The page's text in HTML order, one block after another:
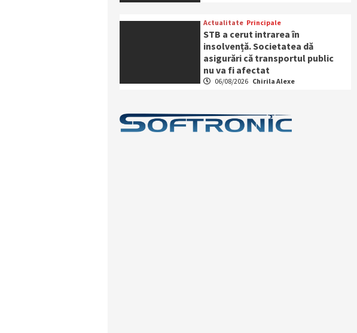
Actualitate Principale
STB a cerut intrarea în
insolvență. Societatea dă
asigurări că transportul public
nu va fi afectat
06/08/2026 Chirila Alexe